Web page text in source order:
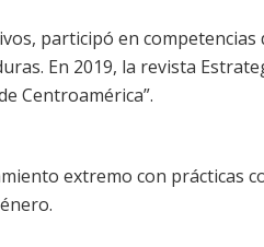
participó en competencias
En 2019, la revista
Centroamérica”.
extremo con prácticas